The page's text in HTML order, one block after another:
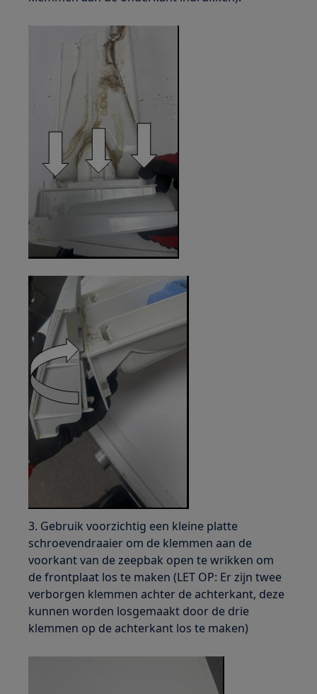
3. Gebruik voorzichtig een kleine platte
schroevendraaier om de klemmen aan de
voorkant van de zeepbak open te wrikken om
de frontplaat los te maken (LET OP: Er zijn twee
verborgen klemmen achter de achterkant, deze
kunnen worden losgemaakt door de drie
klemmen op de achterkant los te maken)